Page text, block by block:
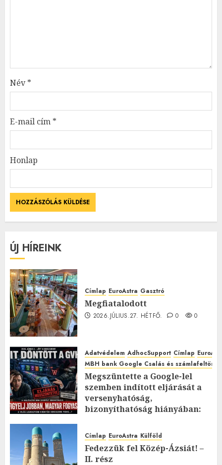
Név*
E-mail cím *
Honlap
ÚJ HÍREINK
Címlap EuroAstra Gasztró
Megfiatalodott
2026.JÚLIUS.27. HÉTFŐ. 0 0
Adatvédelem AdhocSupport Címlap
MBH bank Google Csalás és
Megszüntette a Google-lel
szemben indított eljárását a
versenyhatóság,
bizonyíthatóság hiányában:
2026.JÚLIUS.23. CSÜTÖRTÖK.
0
Címlap EuroAstra Külföld
Fedezzük fel Közép-Ázsiát! –
II. rész